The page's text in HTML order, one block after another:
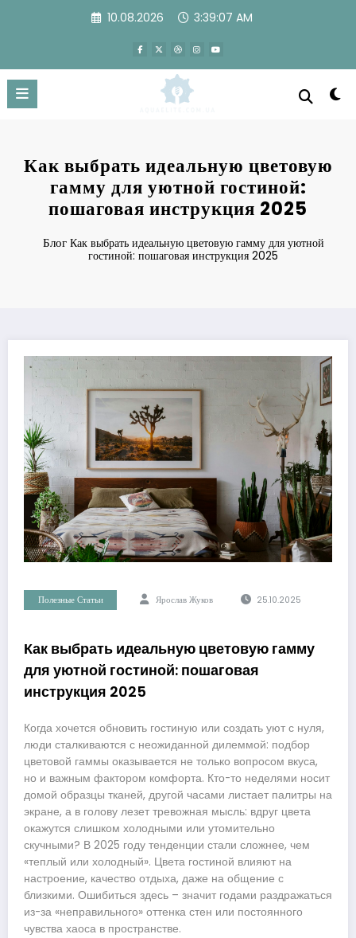
10.08.2026 3:39:08 AM
Как выбрать идеальную цветовую
гамму для уютной гостиной:
пошаговая инструкция 2025
Блог Как выбрать идеальную цветовую гамму для уютной
гостиной: пошаговая инструкция 2025
Полезные Статьи Ярослав Жуков 25.10.2025
Как выбрать идеальную цветовую гамму
для уютной гостиной: пошаговая
инструкция 2025
Когда хочется обновить гостиную или создать уют с нуля,
люди сталкиваются с неожиданной дилеммой: подбор
цветовой гаммы оказывается не только вопросом вкуса,
но и важным фактором комфорта. Кто-то неделями носит
домой образцы тканей, другой часами листает палитры на
экране, а в голову лезет тревожная мысль: вдруг цвета
окажутся слишком холодными или утомительно
скучными? В 2025 году тенденции стали сложнее, чем
«теплый или холодный». Цвета гостиной влияют на
настроение, качество отдыха, даже на общение с
близкими. Ошибиться здесь – значит годами раздражаться
из-за «неправильного» оттенка стен или постоянного
чувства хаоса в пространстве.